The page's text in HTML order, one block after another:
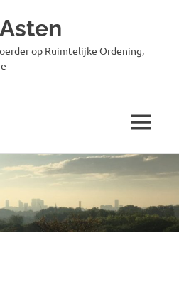
op Ruimtelijke Ordening,
MENU